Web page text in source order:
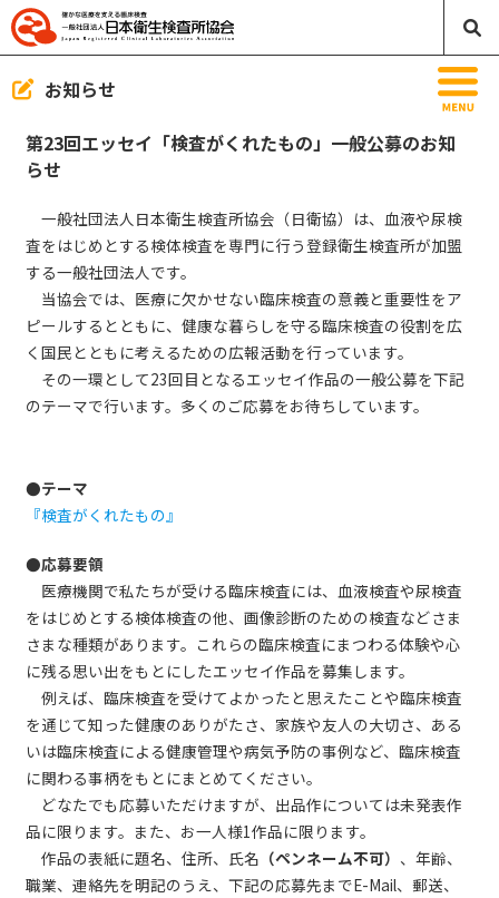
お知らせ
第23回エッセイ「検査がくれたもの」一般公募のお知
らせ
一般社団法人日本衛生検査所協会（日衛協）は、血液や尿検
査をはじめとする検体検査を専門に行う登録衛生検査所が加盟
する一般社団法人です。
当協会では、医療に欠かせない臨床検査の意義と重要性をア
ピールするとともに、健康な暮らしを守る臨床検査の役割を広
く国民とともに考えるための広報活動を行っています。
その一環として23回目となるエッセイ作品の一般公募を下記
のテーマで行います。多くのご応募をお待ちしています。
●テーマ
『検査がくれたもの』
●応募要領
医療機関で私たちが受ける臨床検査には、血液検査や尿検査
をはじめとする検体検査の他、画像診断のための検査などさま
さまな種類があります。これらの臨床検査にまつわる体験や心
に残る思い出をもとにしたエッセイ作品を募集します。
例えば、臨床検査を受けてよかったと思えたことや臨床検査
を通じて知った健康のありがたさ、家族や友人の大切さ、ある
いは臨床検査による健康管理や病気予防の事例など、臨床検査
に関わる事柄をもとにまとめてください。
どなたでも応募いただけますが、出品作については未発表作
品に限ります。また、お一人様1作品に限ります。
作品の表紙に題名、住所、氏名 （ペンネーム不可） 、年齢、
職業、連絡先を明記のうえ、下記の応募先までE-Mail、郵送、
日本衛生検査所協会のご案内
臨床検査って何？
入会案内／変更届／退会届